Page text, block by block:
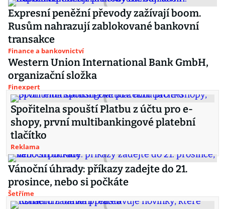
Expresní peněžní převody zažívají boom.
Rusům nahrazují zablokované bankovní
transakce
Finance a bankovnictví
Western Union International Bank GmbH,
organizační složka
Finexpert
Spořitelna spouští Platbu z účtu pro e-
shopy, první multibankingové platební
tlačítko
Reklama
Vánoční úhrady: příkazy zadejte do 21.
prosince, nebo si počkáte
Šetříme